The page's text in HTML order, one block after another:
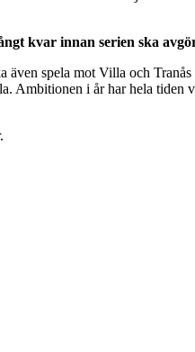
kvar innan serien ska
spela mot Villa och
Ambitionen i år har hela